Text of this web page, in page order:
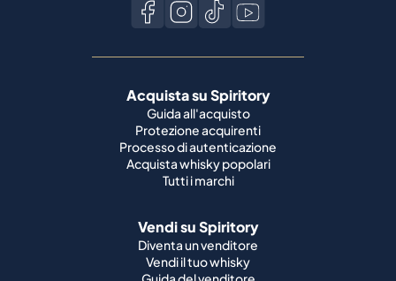
Acquista su Spiritory
Guida all'acquisto
Protezione acquirenti
Processo di autenticazione
Acquista whisky popolari
Tutti i marchi
Vendi su Spiritory
Diventa un venditore
Vendi il tuo whisky